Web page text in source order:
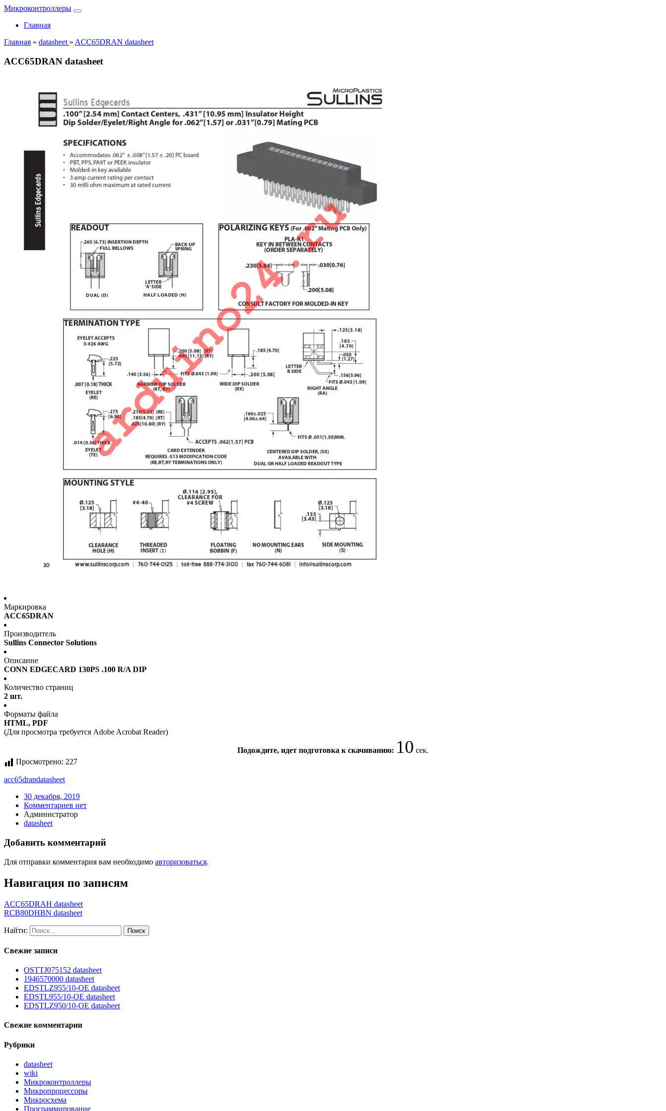
Микроконтроллеры
Главная
Главная » datasheet » ACC65DRAN datasheet
ACC65DRAN datasheet
Маркировка
ACC65DRAN
Производитель
Sullins Connector Solutions
Описание
CONN EDGECARD 130PS .100 R/A DIP
Количество страниц
2 шт.
Форматы файла
HTML, PDF
(Для просмотра требуется Adobe Acrobat Reader)
Подождите, идет подготовка к скачиванию: 10 сек.
Просмотрено: 227
acc65drandatasheet
30 декабря, 2019
Комментариев нет
Администратор
datasheet
Добавить комментарий
Для отправки комментария вам необходимо авторизоваться.
Навигация по записям
ACC65DRAH datasheet
RCB80DHBN datasheet
Найти:
Свежие записи
OSTTJ075152 datasheet
1946570000 datasheet
EDSTLZ955/10-OE datasheet
EDSTL955/10-OE datasheet
EDSTLZ950/10-OE datasheet
Свежие комментарии
Рубрики
datasheet
wiki
Микроконтроллеры
Микропроцессоры
Микросхема
Программирование